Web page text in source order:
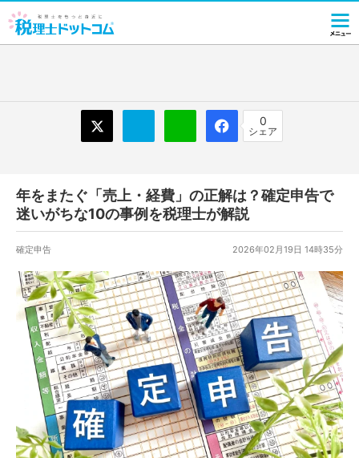
0
シェア
年をまたぐ「売上・経費」の正解は？確定申告で
迷いがちな10の事例を税理士が解説
確定申告 2026年02月19日 14時35分